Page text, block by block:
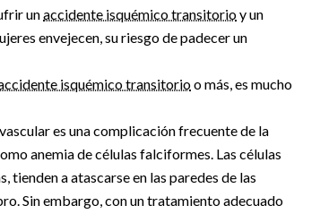
unaccidente isquémico transitorioy un
envejecen, su riesgo de padecer un
isquémico transitorioo más, es mucho
es una complicación frecuente de la
anemia de células falciformes. Las células
tienden a atascarse en las paredes de las
Sin embargo, con un tratamiento adecuado